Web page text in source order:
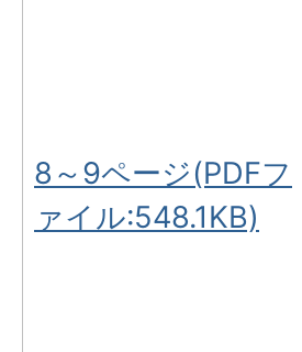
8～9ページ(PDFフ
ァイル:548.1KB)